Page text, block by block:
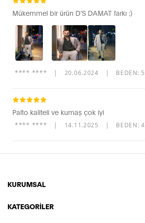
Mükemmel bir ürün D’S DAMAT farkı :)
**** **** | 20.06.2024 | BEDEN:
Palto kaliteli ve kumaş çok iyi
**** **** | 14.11.2025 | BEDEN:
KURUMSAL
KATEGORİLER